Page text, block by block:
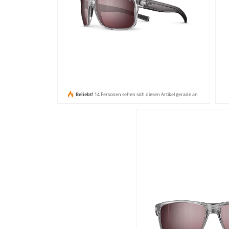
Beliebt! 14 Personen sehen sich diesen Artikel gerade an